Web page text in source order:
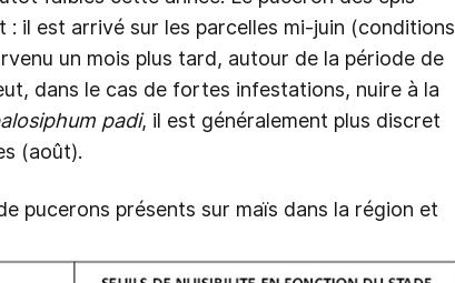
il est arrivé sur les parcelles mi-juin (conditions
un mois plus tard, autour de la période de
dans le cas de fortes infestations, nuire à la
padi, il est généralement plus discret
(août).
pucerons présents sur maïs dans la région et